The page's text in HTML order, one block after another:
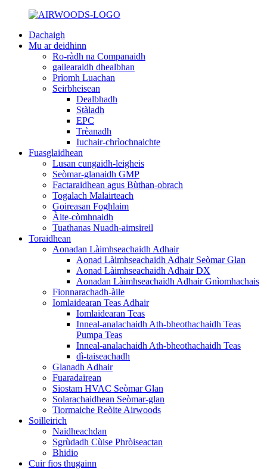
Dachaigh
Mu ar deidhinn
Ro-ràdh na Companaidh
gailearaidh dhealbhan
Prìomh Luachan
Seirbheisean
Dealbhadh
Stàladh
EPC
Trèanadh
Iuchair-chrìochnaichte
Fuasglaidhean
Lusan cungaidh-leigheis
Seòmar-glanaidh GMP
Factaraidhean agus Bùthan-obrach
Togalach Malairteach
Goireasan Foghlaim
Àite-còmhnaidh
Tuathanas Nuadh-aimsireil
Toraidhean
Aonadan Làimhseachaidh Adhair
Aonad Làimhseachaidh Adhair Seòmar Glan
Aonad Làimhseachaidh Adhair DX
Aonadan Làimhseachaidh Adhair Gnìomhachais
Fionnarachadh-àile
Iomlaidearan Teas Adhair
Iomlaidearan Teas
Inneal-analachaidh Ath-bheothachaidh Teas
Pumpa Teas
Inneal-analachaidh Ath-bheothachaidh Teas
dì-taiseachadh
Glanadh Adhair
Fuaradairean
Siostam HVAC Seòmar Glan
Solarachaidhean Seòmar-glan
Tiormaiche Reòite Airwoods
Soilleirich
Naidheachdan
Sgrùdadh Cùise Phròiseactan
Bhidio
Cuir fios thugainn